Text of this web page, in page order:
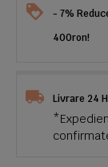
- 7%
400ron!
Livrare 24 H